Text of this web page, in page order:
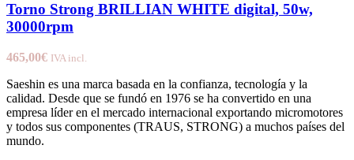
Torno Strong BRILLIAN WHITE digital, 50w,
30000rpm
465,00€ IVA incl.
Saeshin es una marca basada en la confianza, tecnología y la
calidad. Desde que se fundó en 1976 se ha convertido en una
empresa líder en el mercado internacional exportando micromotores
y todos sus componentes (TRAUS, STRONG) a muchos países del
mundo.